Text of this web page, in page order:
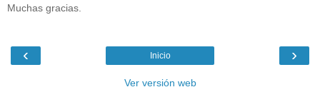
Muchas gracias.
‹ ›
Inicio
Ver versión web